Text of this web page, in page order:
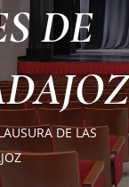
DE
DE LAS